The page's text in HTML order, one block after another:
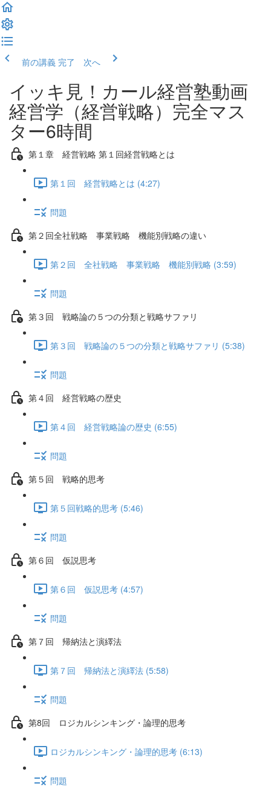
前の講義 完了 次へ
イッキ見！カール経営塾動画
経営学（経営戦略）完全マス
ター6時間
第１章 経営戦略 第１回経営戦略とは
第１回 経営戦略とは (4:27)
問題
第２回全社戦略 事業戦略 機能別戦略の違い
第２回 全社戦略 事業戦略 機能別戦略 (3:59)
問題
第３回 戦略論の５つの分類と戦略サファリ
第３回 戦略論の５つの分類と戦略サファリ (5:38)
問題
第４回 経営戦略の歴史
第４回 経営戦略論の歴史 (6:55)
問題
第５回 戦略的思考
第５回戦略的思考 (5:46)
問題
第６回 仮説思考
第６回 仮説思考 (4:57)
問題
第７回 帰納法と演繹法
第７回 帰納法と演繹法 (5:58)
問題
第8回 ロジカルシンキング・論理的思考
ロジカルシンキング・論理的思考 (6:13)
問題